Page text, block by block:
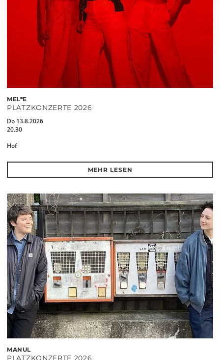
MEL*E
PLATZKONZERTE 2026
Do 13.8.2026
20.30
Hof
MEHR LESEN
MANUL
PLATZKONZERTE 2026